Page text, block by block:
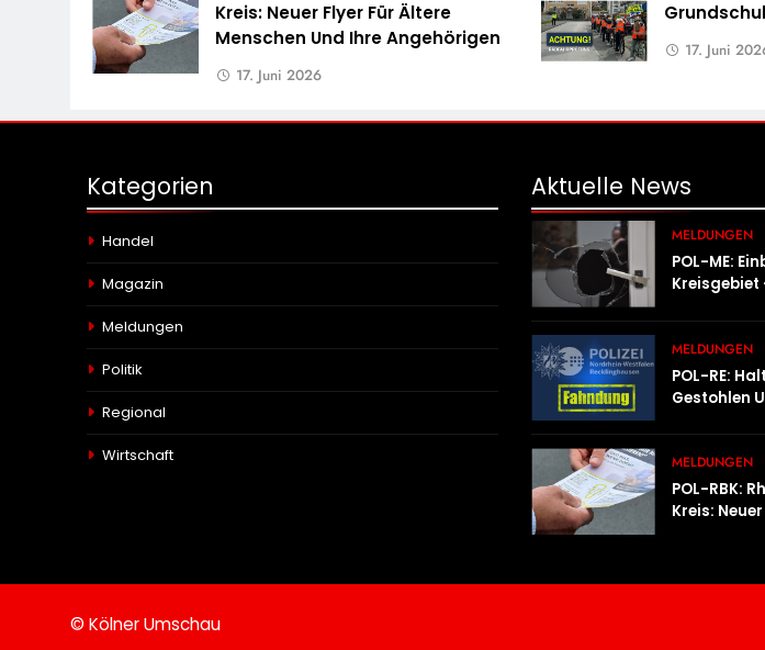
Kreis: Neuer Flyer Für Ältere
Menschen Und Ihre Angehörigen
17. Juni 2026
17. Juni
Kategorien
Handel
Magazin
Meldungen
Politik
Regional
Wirtschaft
Aktuelle News
MELDUNGEN
POL-ME:
Kreisgebiet
MELDUNGEN
POL-RE:
Gestohlen
MELDUNGEN
POL-RBK:
Kreis:
© Kölner Umschau